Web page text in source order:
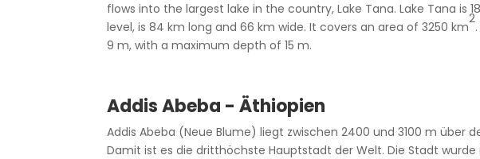
flows into the largest lake in the country, Lake Tana. Lake Tana is
level, is 84 km long and 66 km wide. It covers an area of 3250 km
2
9 m, with a maximum depth of 15 m.
Addis Abeba - Äthiopien
Addis Abeba (Neue Blume) liegt zwischen 2400 und 3100 m über
Damit ist es die dritthöchste Hauptstadt der Welt. Die Stadt wurde